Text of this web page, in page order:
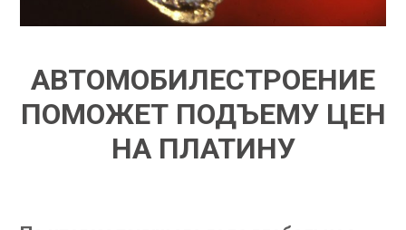
АВТОМОБИЛЕСТРОЕНИЕ
ПОМОЖЕТ ПОДЪЕМУ ЦЕН
НА ПЛАТИНУ